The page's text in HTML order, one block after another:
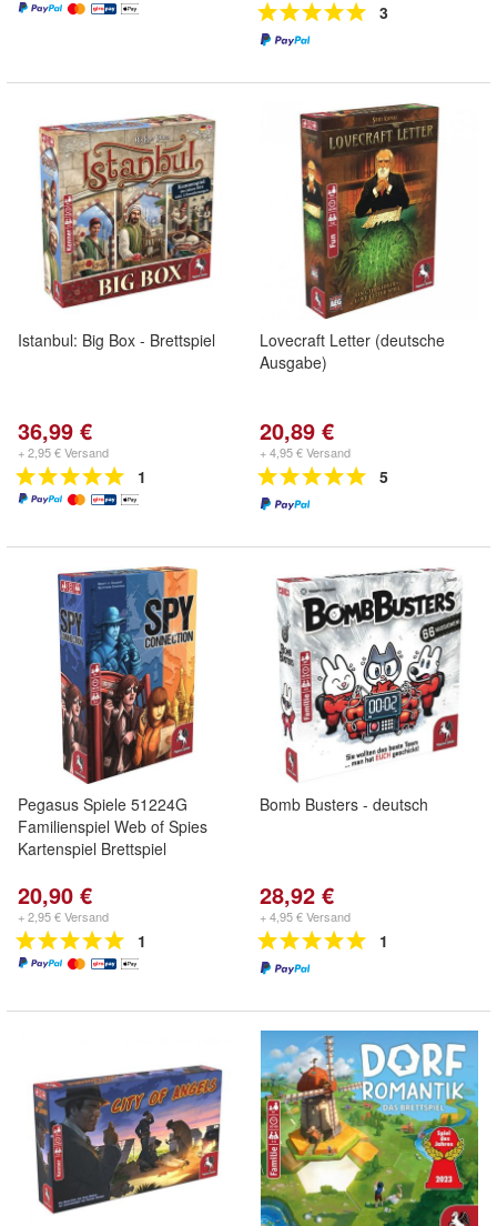
3
Istanbul: Big Box - Brettspiel
36,99 €
+ 2,95 € Versand
1
Lovecraft Letter (deutsche
Ausgabe)
20,89 €
+ 4,95 € Versand
5
Pegasus Spiele 51224G
Familienspiel Web of Spies
Kartenspiel Brettspiel
20,90 €
+ 2,95 € Versand
1
Bomb Busters - deutsch
28,92 €
+ 4,95 € Versand
1